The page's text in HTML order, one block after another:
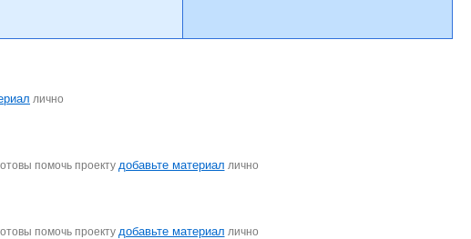
лично
помочь проекту добавьте материал лично
помочь проекту добавьте материал лично